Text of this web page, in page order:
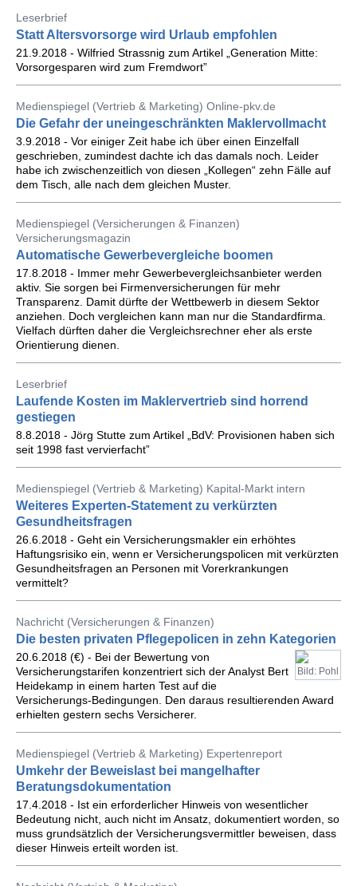
Leserbrief
Statt Altersvorsorge wird Urlaub empfohlen
21.9.2018 - Wilfried Strassnig zum Artikel „Generation Mitte:
Vorsorgesparen wird zum Fremdwort”
Medienspiegel (Vertrieb & Marketing) Online-pkv.de
Die Gefahr der uneingeschränkten Maklervollmacht
3.9.2018 - Vor einiger Zeit habe ich über einen Einzelfall
geschrieben, zumindest dachte ich das damals noch. Leider
habe ich zwischenzeitlich von diesen „Kollegen“ zehn Fälle auf
dem Tisch, alle nach dem gleichen Muster.
Medienspiegel (Versicherungen & Finanzen)
Versicherungsmagazin
Automatische Gewerbevergleiche boomen
17.8.2018 - Immer mehr Gewerbevergleichsanbieter werden
aktiv. Sie sorgen bei Firmenversicherungen für mehr
Transparenz. Damit dürfte der Wettbewerb in diesem Sektor
anziehen. Doch vergleichen kann man nur die Standardfirma.
Vielfach dürften daher die Vergleichsrechner eher als erste
Orientierung dienen.
Leserbrief
Laufende Kosten im Maklervertrieb sind horrend
gestiegen
8.8.2018 - Jörg Stutte zum Artikel „BdV: Provisionen haben sich
seit 1998 fast vervierfacht”
Medienspiegel (Vertrieb & Marketing) Kapital-Markt intern
Weiteres Experten-Statement zu verkürzten
Gesundheitsfragen
26.6.2018 - Geht ein Versicherungsmakler ein erhöhtes
Haftungsrisiko ein, wenn er Versicherungspolicen mit verkürzten
Gesundheitsfragen an Personen mit Vorerkrankungen
vermittelt?
Nachricht (Versicherungen & Finanzen)
Die besten privaten Pflegepolicen in zehn Kategorien
Bild: Pohl
20.6.2018 (€) - Bei der Bewertung von
Versicherungstarifen konzentriert sich der Analyst Bert
Heidekamp in einem harten Test auf die
Versicherungs-Bedingungen. Den daraus resultierenden Award
erhielten gestern sechs Versicherer.
Medienspiegel (Vertrieb & Marketing) Expertenreport
Umkehr der Beweislast bei mangelhafter
Beratungsdokumentation
17.4.2018 - Ist ein erforderlicher Hinweis von wesentlicher
Bedeutung nicht, auch nicht im Ansatz, dokumentiert worden, so
muss grundsätzlich der Versicherungsvermittler beweisen, dass
dieser Hinweis erteilt worden ist.